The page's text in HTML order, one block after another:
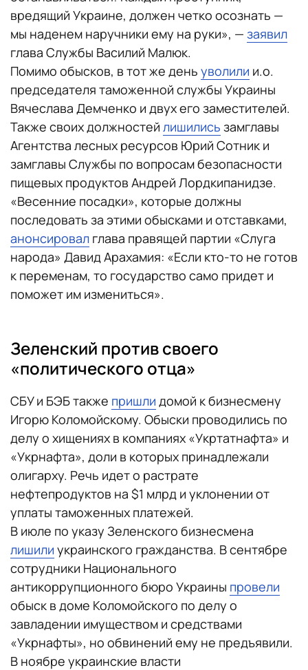
вредящий Украине, должен четко осознать —
мы наденем наручники ему на руки», — заявил
глава Службы Василий Малюк.
Помимо обысков, в тот же день уволили и.о.
председателя таможенной службы Украины
Вячеслава Демченко и двух его заместителей.
Также своих должностей лишились замглавы
Агентства лесных ресурсов Юрий Сотник и
замглавы Службы по вопросам безопасности
пищевых продуктов Андрей Лордкипанидзе.
«Весенние посадки», которые должны
последовать за этими обысками и отставками,
анонсировал глава правящей партии «Слуга
народа» Давид Арахамия: «Если кто-то не готов
к переменам, то государство само придет и
поможет им измениться».
Зеленский против своего
«политического отца»
СБУ и БЭБ также пришли домой к бизнесмену
Игорю Коломойскому. Обыски проводились по
делу о хищениях в компаниях «Укртатнафта» и
«Укрнафта», доли в которых принадлежали
олигарху. Речь идет о растрате
нефтепродуктов на $1 млрд и уклонении от
уплаты таможенных платежей.
В июле по указу Зеленского бизнесмена
лишили украинского гражданства. В сентябре
сотрудники Национального
антикоррупционного бюро Украины провели
обыск в доме Коломойского по делу о
завладении имуществом и средствами
«Укрнафты», но обвинений ему не предъявили.
В ноябре украинские власти